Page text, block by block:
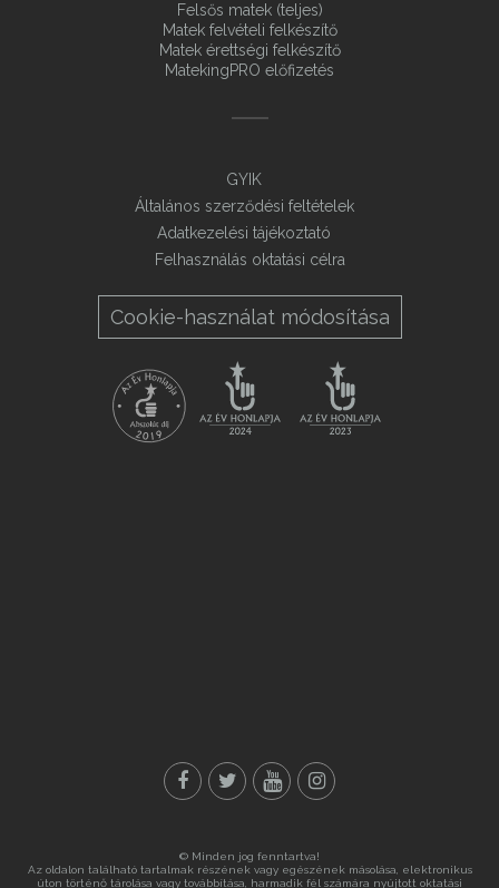
Felsős matek (teljes)
Matek felvételi felkészítő
Matek érettségi felkészítő
MatekingPRO előfizetés
GYIK
Általános szerződési feltételek
Adatkezelési tájékoztató
Felhasználás oktatási célra
Cookie-használat módosítása
© Minden jog fenntartva!
Az oldalon található tartalmak részének vagy egészének másolása, elektronikus
úton történő tárolása vagy továbbítása, harmadik fél számára nyújtott oktatási